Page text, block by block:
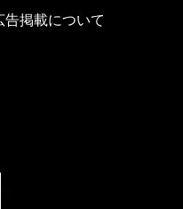
告掲載について